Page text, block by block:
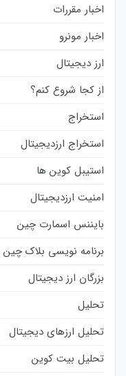
اخبار مقررات
اخبار مونرو
ارز دیجیتال
از کجا شروع کنم؟
استخراج
استخراج ارزدیجیتال
استیبل کوین ها
امنیت ارزدیجیتال
بایننس اسمارت چین
برنامه نویسی بلاک چین
بزرگان ارز دیجیتال
تحلیل
تحلیل ارزهای دیجیتال
تحلیل بیت کوین